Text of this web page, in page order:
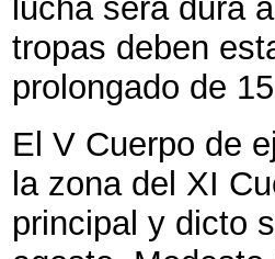
lucha será dura
tropas deben
prolongado de
El V Cuerpo de
la zona del XI
principal y dicto